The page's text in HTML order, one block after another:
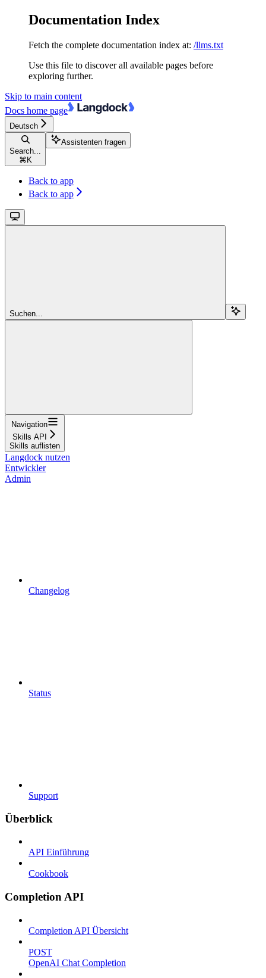
Documentation Index
Fetch the complete documentation index at: /llms.txt
Use this file to discover all available pages before
exploring further.
Skip to main content
Docs home page
Deutsch
Search...
⌘ K
Assistenten fragen
Back to app
Back to app
Suchen...
Navigation
Skills API
Skills auflisten
Langdock nutzen
Entwickler
Admin
Changelog
Status
Support
Überblick
API Einführung
Cookbook
Completion API
Completion API Übersicht
POST
OpenAI Chat Completion